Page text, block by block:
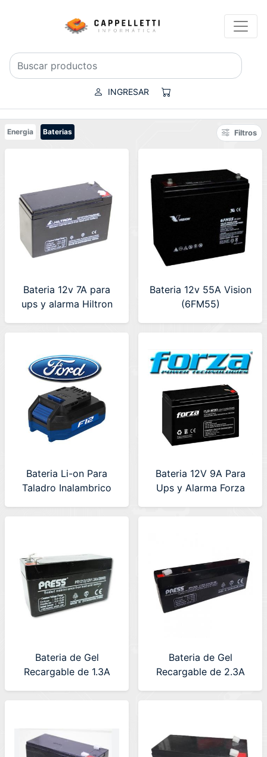
INGRESAR
Energia Baterias Filtros
Bateria 12v 7A para
ups y alarma Hiltron
Bateria 12v 55A Vision
(6FM55)
Bateria Li-on Para
Taladro Inalambrico
Bateria 12V 9A Para
Ups y Alarma Forza
Bateria de Gel
Recargable de 1.3A
Bateria de Gel
Recargable de 2.3A